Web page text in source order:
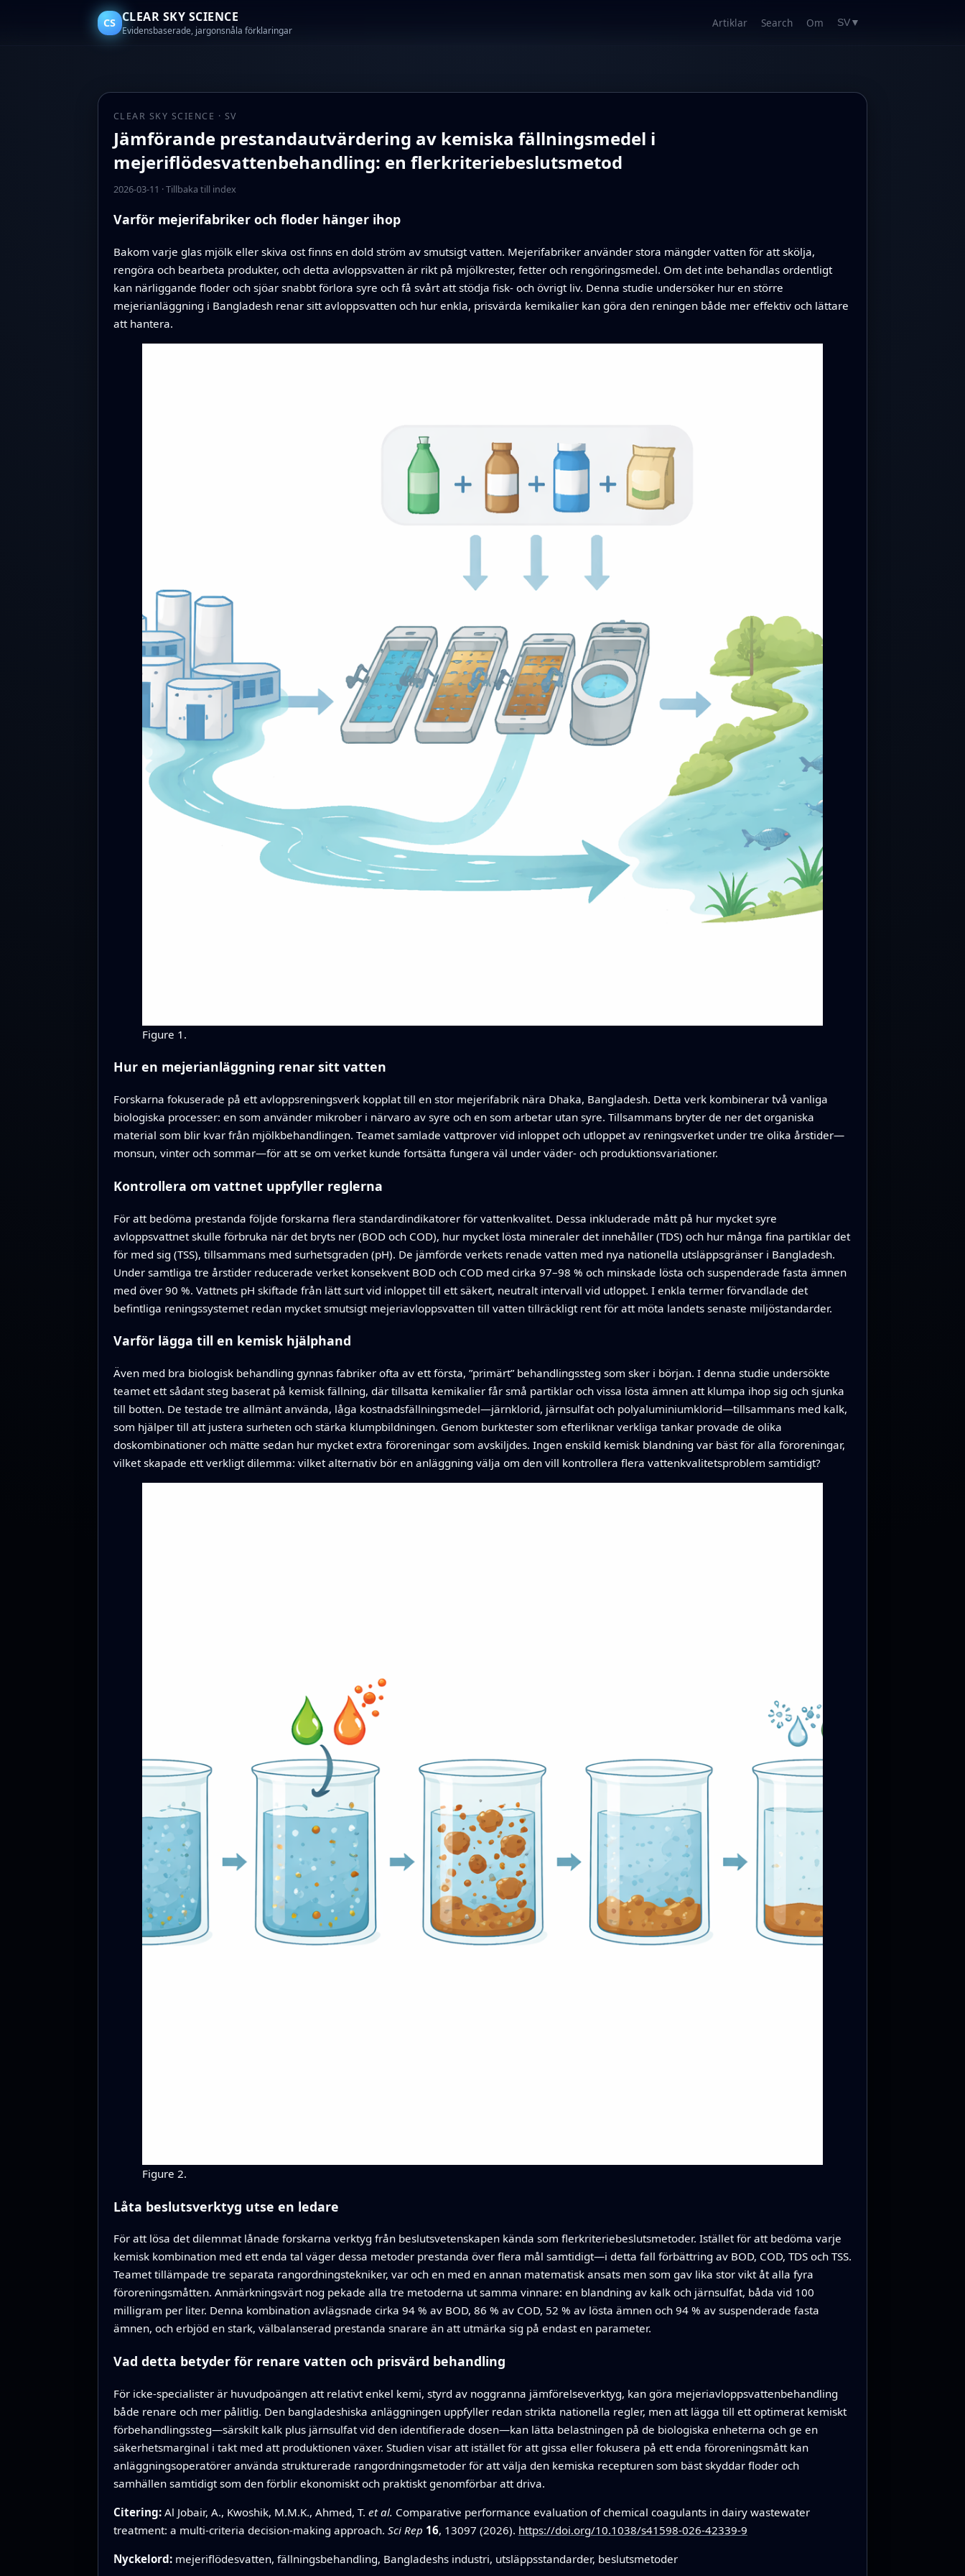
CS CLEAR SKY SCIENCE
Evidensbaserade, jargonsnåla förklaringar
Artiklar Search Om SV ▼
CLEAR SKY SCIENCE · SV
Jämförande prestandautvärdering av kemiska fällningsmedel i
mejeriflödesvattenbehandling: en flerkriteriebeslutsmetod
2026-03-11 ·Tillbaka till index
Varför mejerifabriker och floder hänger ihop
Bakom varje glas mjölk eller skiva ost finns en dold ström av smutsigt vatten. Mejerifabriker använder stora mängder vatten för att skölja,
rengöra och bearbeta produkter, och detta avloppsvatten är rikt på mjölkrester, fetter och rengöringsmedel. Om det inte behandlas ordentligt
kan närliggande floder och sjöar snabbt förlora syre och få svårt att stödja fisk- och övrigt liv. Denna studie undersöker hur en större
mejerianläggning i Bangladesh renar sitt avloppsvatten och hur enkla, prisvärda kemikalier kan göra den reningen både mer effektiv och lättare
att hantera.
Figure 1.
Hur en mejerianläggning renar sitt vatten
Forskarna fokuserade på ett avloppsreningsverk kopplat till en stor mejerifabrik nära Dhaka, Bangladesh. Detta verk kombinerar två vanliga
biologiska processer: en som använder mikrober i närvaro av syre och en som arbetar utan syre. Tillsammans bryter de ner det organiska
material som blir kvar från mjölkbehandlingen. Teamet samlade vattprover vid inloppet och utloppet av reningsverket under tre olika årstider—
monsun, vinter och sommar—för att se om verket kunde fortsätta fungera väl under väder- och produktionsvariationer.
Kontrollera om vattnet uppfyller reglerna
För att bedöma prestanda följde forskarna flera standardindikatorer för vattenkvalitet. Dessa inkluderade mått på hur mycket syre
avloppsvattnet skulle förbruka när det bryts ner (BOD och COD), hur mycket lösta mineraler det innehåller (TDS) och hur många fina partiklar det
för med sig (TSS), tillsammans med surhetsgraden (pH). De jämförde verkets renade vatten med nya nationella utsläppsgränser i Bangladesh.
Under samtliga tre årstider reducerade verket konsekvent BOD och COD med cirka 97–98 % och minskade lösta och suspenderade fasta ämnen
med över 90 %. Vattnets pH skiftade från lätt surt vid inloppet till ett säkert, neutralt intervall vid utloppet. I enkla termer förvandlade det
befintliga reningssystemet redan mycket smutsigt mejeriavloppsvatten till vatten tillräckligt rent för att möta landets senaste miljöstandarder.
Varför lägga till en kemisk hjälphand
Även med bra biologisk behandling gynnas fabriker ofta av ett första, ”primärt” behandlingssteg som sker i början. I denna studie undersökte
teamet ett sådant steg baserat på kemisk fällning, där tillsatta kemikalier får små partiklar och vissa lösta ämnen att klumpa ihop sig och sjunka
till botten. De testade tre allmänt använda, låga kostnadsfällningsmedel—järnklorid, järnsulfat och polyaluminiumklorid—tillsammans med kalk,
som hjälper till att justera surheten och stärka klumpbildningen. Genom burktester som efterliknar verkliga tankar provade de olika
doskombinationer och mätte sedan hur mycket extra föroreningar som avskiljdes. Ingen enskild kemisk blandning var bäst för alla föroreningar,
vilket skapade ett verkligt dilemma: vilket alternativ bör en anläggning välja om den vill kontrollera flera vattenkvalitetsproblem samtidigt?
Figure 2.
Låta beslutsverktyg utse en ledare
För att lösa det dilemmat lånade forskarna verktyg från beslutsvetenskapen kända som flerkriteriebeslutsmetoder. Istället för att bedöma varje
kemisk kombination med ett enda tal väger dessa metoder prestanda över flera mål samtidigt—i detta fall förbättring av BOD, COD, TDS och TSS.
Teamet tillämpade tre separata rangordningstekniker, var och en med en annan matematisk ansats men som gav lika stor vikt åt alla fyra
föroreningsmåtten. Anmärkningsvärt nog pekade alla tre metoderna ut samma vinnare: en blandning av kalk och järnsulfat, båda vid 100
milligram per liter. Denna kombination avlägsnade cirka 94 % av BOD, 86 % av COD, 52 % av lösta ämnen och 94 % av suspenderade fasta
ämnen, och erbjöd en stark, välbalanserad prestanda snarare än att utmärka sig på endast en parameter.
Vad detta betyder för renare vatten och prisvärd behandling
För icke-specialister är huvudpoängen att relativt enkel kemi, styrd av noggranna jämförelseverktyg, kan göra mejeriavloppsvattenbehandling
både renare och mer pålitlig. Den bangladeshiska anläggningen uppfyller redan strikta nationella regler, men att lägga till ett optimerat kemiskt
förbehandlingssteg—särskilt kalk plus järnsulfat vid den identifierade dosen—kan lätta belastningen på de biologiska enheterna och ge en
säkerhetsmarginal i takt med att produktionen växer. Studien visar att istället för att gissa eller fokusera på ett enda föroreningsmått kan
anläggningsoperatörer använda strukturerade rangordningsmetoder för att välja den kemiska recepturen som bäst skyddar floder och
samhällen samtidigt som den förblir ekonomiskt och praktiskt genomförbar att driva.
Citering: Al Jobair, A., Kwoshik, M.M.K., Ahmed, T. et al. Comparative performance evaluation of chemical coagulants in dairy wastewater
treatment: a multi-criteria decision-making approach. Sci Rep 16, 13097 (2026). https://doi.org/10.1038/s41598-026-42339-9
Nyckelord: mejeriflödesvatten, fällningsbehandling, Bangladeshs industri, utsläppsstandarder, beslutsmetoder